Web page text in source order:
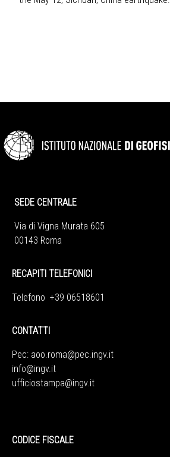
SEDE CENTRALE
Via di Vigna Murata 605
00143 Roma
RECAPITI TELEFONICI
Telefono +39 06518601
CONTATTI
Pec: aoo.roma@pec.ingv.it
info@ingv.it
ufficiostampa@ingv.it
CODICE FISCALE